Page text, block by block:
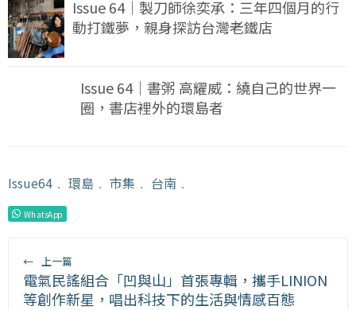
Issue 64｜製刀師徐奕承：三年四個月的行
動打鐵夢，親身探訪台灣老鐵店
Issue 64｜書粥 高耀威：繞自己的世界一
圈，書店裡外的環島者
Issue64 ﹒ 環島 ﹒ 市集 ﹒ 台南 ﹒
WhatsApp
← 上一篇
電氣民謠組合「凹與山」首張專輯，攜手LINION
等創作新星，唱出科技下的生活與情感百態